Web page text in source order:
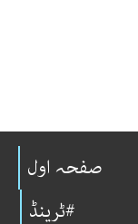
صفحہ اول
#ٹرینڈ